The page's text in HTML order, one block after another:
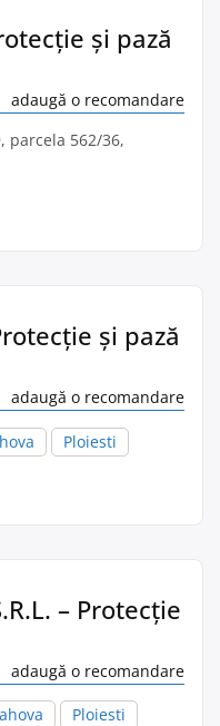
și pază
adaugă o recomandare
parcela 562/36,
și pază
adaugă o recomandare
Ploiesti
– Protecție
adaugă o recomandare
Ploiesti